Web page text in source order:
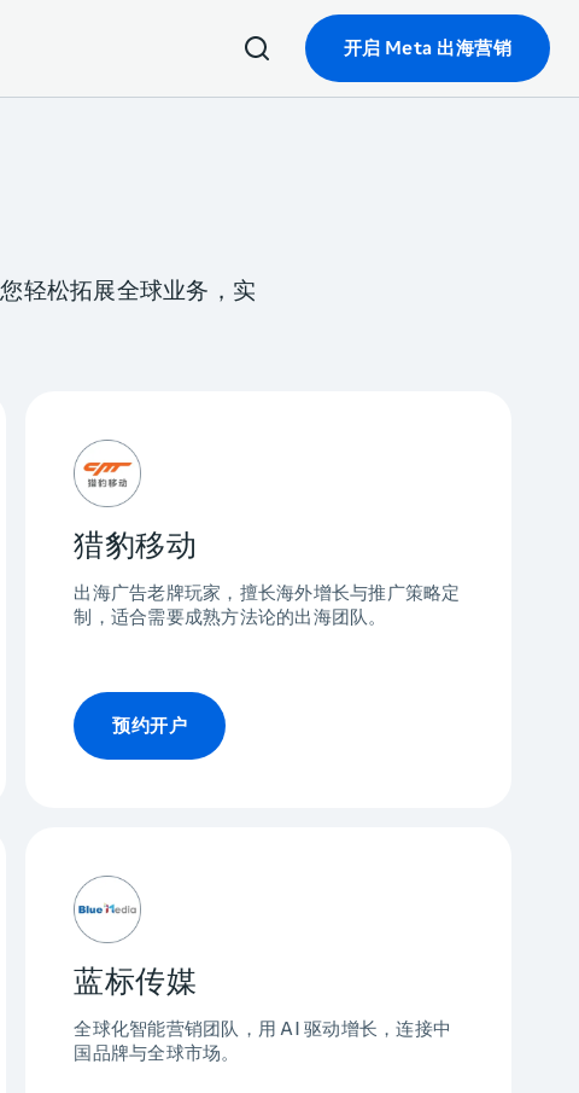
开启 Meta 出海营销
轻松拓展全球业务，实
猎豹移动
出海广告老牌玩家，擅长海外增长与推广策略定
制，适合需要成熟方法论的出海团队。
预约开户
蓝标传媒
全球化智能营销团队，用 AI 驱动增长，连接中
国品牌与全球市场。